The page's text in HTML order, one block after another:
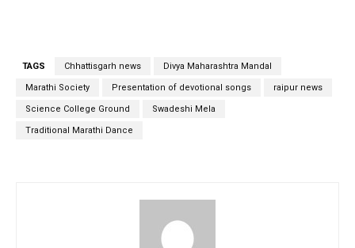
TAGS Chhattisgarh news Divya Maharashtra Mandal
Marathi Society Presentation of devotional songs raipur news
Science College Ground Swadeshi Mela
Traditional Marathi Dance